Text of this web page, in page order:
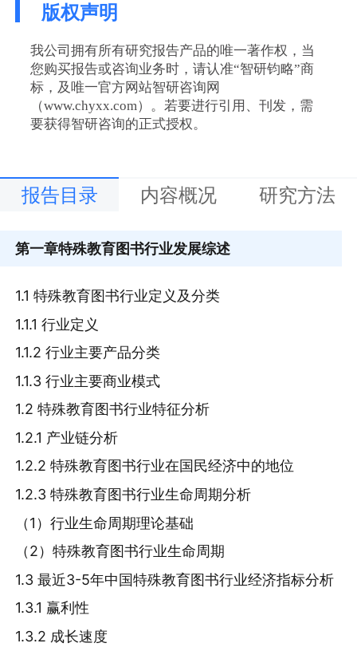
版权声明
我公司拥有所有研究报告产品的唯一著作权，当
您购买报告或咨询业务时，请认准“智研钧略”商
标，及唯一官方网站智研咨询网
（www.chyxx.com）。若要进行引用、刊发，需
要获得智研咨询的正式授权。
报告目录 内容概况 研究方法
第一章特殊教育图书行业发展综述
1.1 特殊教育图书行业定义及分类
1.1.1 行业定义
1.1.2 行业主要产品分类
1.1.3 行业主要商业模式
1.2 特殊教育图书行业特征分析
1.2.1 产业链分析
1.2.2 特殊教育图书行业在国民经济中的地位
1.2.3 特殊教育图书行业生命周期分析
（1）行业生命周期理论基础
（2）特殊教育图书行业生命周期
1.3 最近3-5年中国特殊教育图书行业经济指标分析
1.3.1 赢利性
1.3.2 成长速度